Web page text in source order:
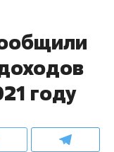
году